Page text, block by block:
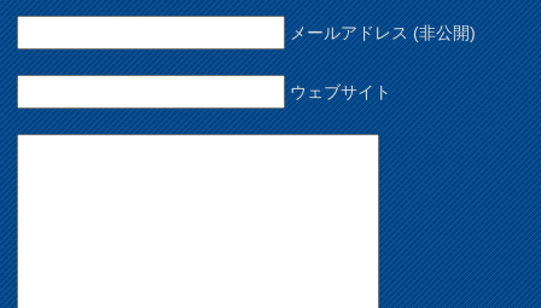
メールアドレス (非公開)
ウェブサイト